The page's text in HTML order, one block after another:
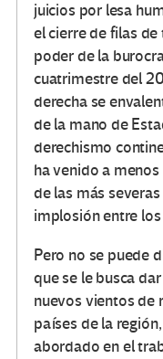
juicios por lesa
el cierre de filas
poder de la
cuatrimestre del
derecha se
de la mano de
derechismo
ha venido a
de las más
implosión entre
Pero no se puede
que se le busca
nuevos vientos de
países de la
abordado en el